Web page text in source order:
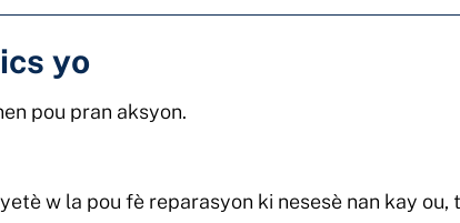
yo
pou pran aksyon.
w la pou fè reparasyon ki nesesè nan kay